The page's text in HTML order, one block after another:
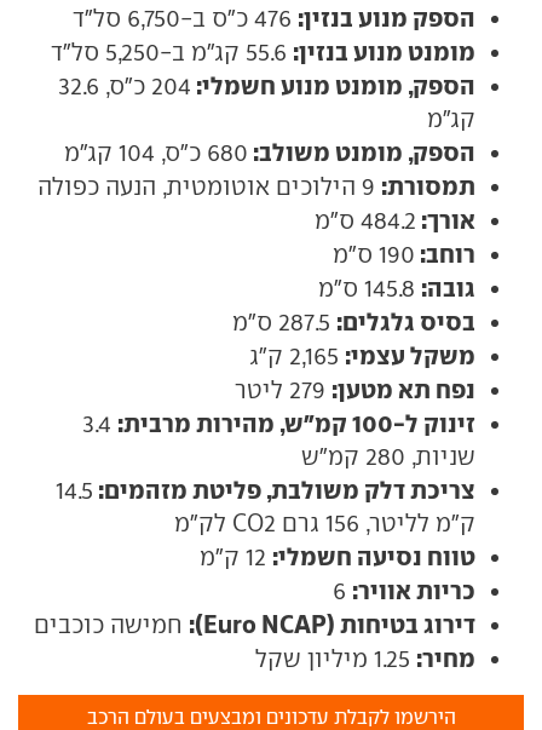
הספק מנוע בנזין:
מומנט מנוע בנזין:
הספק, מומנט מנוע חשמלי:
204 כ"ס, 32.6
קג"מ
הספק, מומנט משולב: 680 כ"ס, 104 קג"מ
תמסורת:
אורך: 484.2 ס"מ
רוחב: 190 ס"מ
גובה:
בסיס גלגלים:
משקל עצמי:
נפח תא מטען:
זינוק ל-100 קמ"ש, מהירות מרבית:
3.4
שניות, 280 קמ"ש
צריכת דלק משולבת, פליטת מזהמים: 14.5
ק"מ לליטר, 156 גרם CO2 לק"מ
טווח נסיעה חשמלי:
כריות אוויר:
דירוג בטיחות (Euro NCAP): חמישה כוכבים
מחיר:
הירשמו לקבלת עדכונים ומבצעים בעולם הרכב